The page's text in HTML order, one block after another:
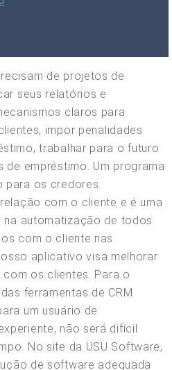
de projetos de
seus relatórios e
claros para
impor penalidades
trabalhar para o futuro
empréstimo. Um programa
para os credores.
com o cliente e é uma
na automatização de todos
com o cliente nas
aplicativo visa melhorar
os clientes. Para o
ferramentas de CRM
um usuário de
não será difícil
No site da USU Software,
de software adequada